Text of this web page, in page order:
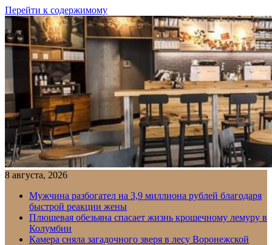
Перейти к содержимому
8 августа, 2026
Мужчина разбогател на 3,9 миллиона рублей благодаря
быстрой реакции жены
Плюшевая обезьяна спасает жизнь крошечному лемуру в
Колумбии
Камера сняла загадочного зверя в лесу Воронежской